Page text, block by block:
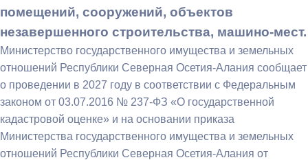
помещений, сооружений, объектов
незавершенного строительства, машино-мест.
Министерство государственного имущества и земельных
отношений Республики Северная Осетия-Алания сообщает
о проведении в 2027 году в соответствии с Федеральным
законом от 03.07.2016 № 237-ФЗ «О государственной
кадастровой оценке» и на основании приказа
Министерства государственного имущества и земельных
отношений Республики Северная Осетия-Алания от